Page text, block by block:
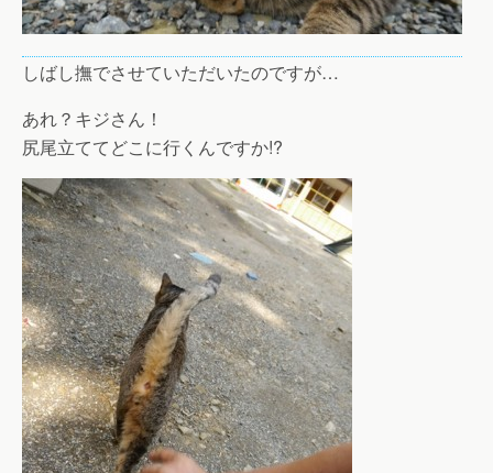
しばし撫でさせていただいたのですが…
あれ？キジさん！
尻尾立ててどこに行くんですか!?